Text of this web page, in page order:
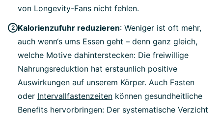
von Longevity-Fans nicht fehlen.
Kalorienzufuhr reduzieren: Weniger ist oft mehr,
auch wenn‘s ums Essen geht – denn ganz gleich,
welche Motive dahinterstecken: Die freiwillige
Nahrungsreduktion hat erstaunlich positive
Auswirkungen auf unserem Körper. Auch Fasten
oder Intervallfastenzeiten können gesundheitliche
Benefits hervorbringen: Der systematische Verzicht